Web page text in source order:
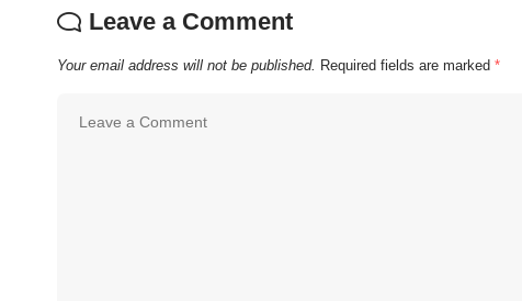
Leave a Comment
Your email address will not be published. Required fields are marked *